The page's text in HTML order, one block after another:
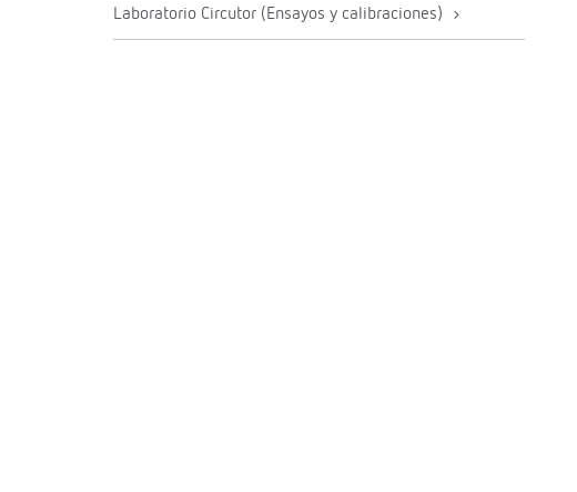
Laboratorio Circutor (Ensayos y calibraciones)